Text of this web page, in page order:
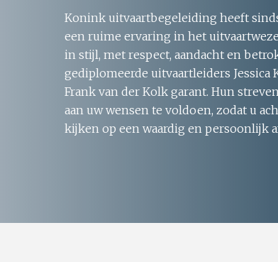
Konink uitvaartbegeleiding heeft
een ruime ervaring in het
in stijl, met respect, aandacht en
gediplomeerde uitvaartleiders Jessica
Frank van der Kolk garant. Hun
aan uw wensen te voldoen, zodat u
kijken op een waardig en persoonlijk